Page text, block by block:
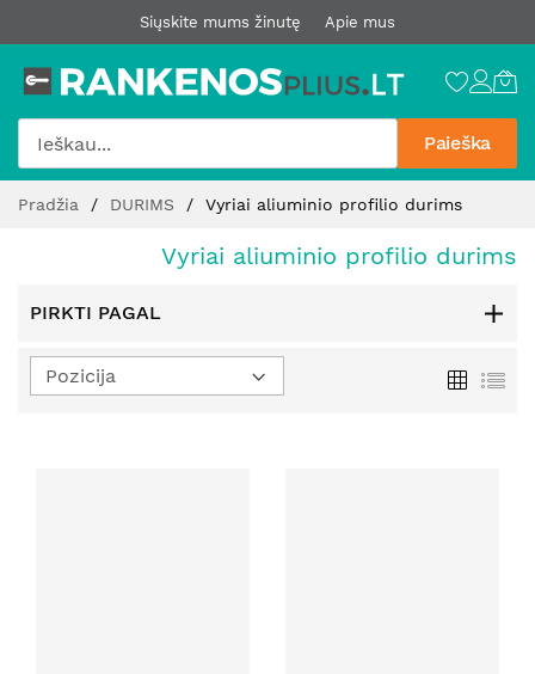
Siųskite mums žinutę Apie mus
Paieška
Pereiti
prie
Pradžia DURIMS Vyriai aliuminio profilio durims
Vyriai aliuminio profilio durims
PIRKTI PAGAL
Tinklelis